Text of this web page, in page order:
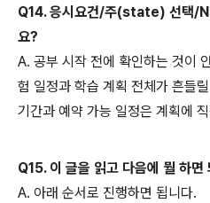
Q14. 응시요건/주(state) 선택/
요?
A. 공부 시작 전에 확인하는 것이
험 일정과 학습 계획 전체가 흔들
기간과 예약 가능 일정은 계획에
Q15. 이 글을 읽고 다음에 뭘 하
A. 아래 순서로 진행하면 됩니다.